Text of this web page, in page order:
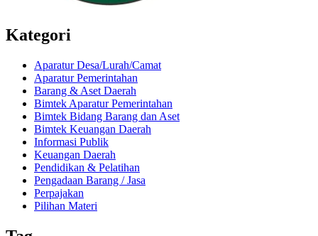
Kategori
Aparatur Desa/Lurah/Camat
Aparatur Pemerintahan
Barang & Aset Daerah
Bimtek Aparatur Pemerintahan
Bimtek Bidang Barang dan Aset
Bimtek Keuangan Daerah
Informasi Publik
Keuangan Daerah
Pendidikan & Pelatihan
Pengadaan Barang / Jasa
Perpajakan
Pilihan Materi